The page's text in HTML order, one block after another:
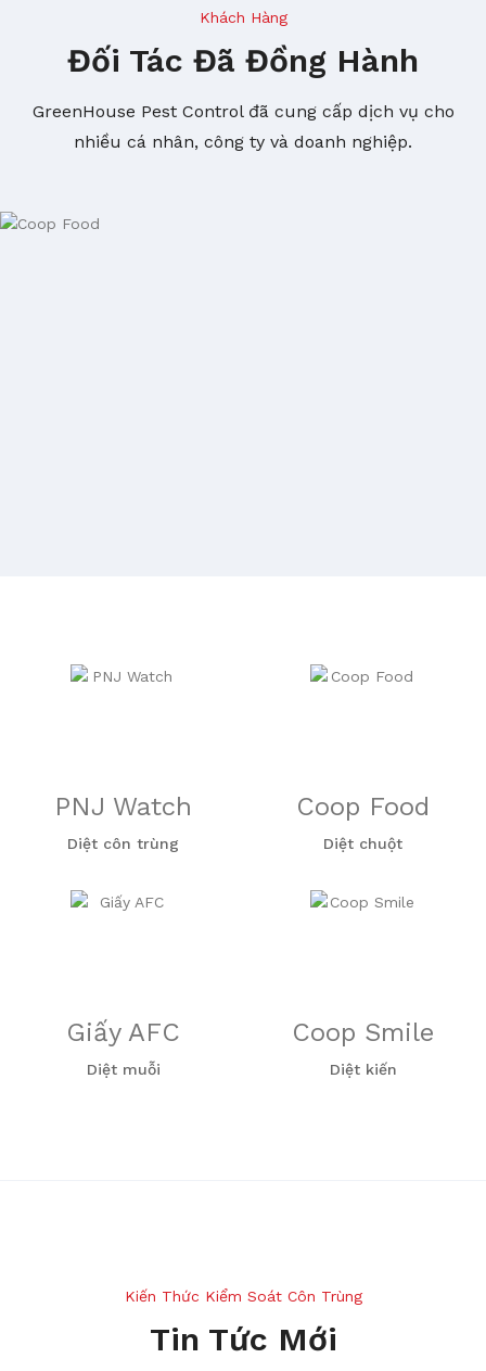
Khách Hàng
Đối Tác Đã Đồng Hành
GreenHouse Pest Control đã cung cấp dịch vụ cho
nhiều cá nhân, công ty và doanh nghiệp.
PNJ Watch
Diệt côn trùng
Coop Food
Diệt chuột
Giấy AFC
Diệt muỗi
Coop Smile
Diệt kiến
Kiến Thức Kiểm Soát Côn Trùng
Tin Tức Mới